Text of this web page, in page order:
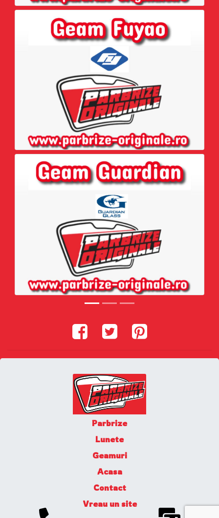
Parbrize
Lunete
Geamuri
Acasa
Contact
Vreau un site